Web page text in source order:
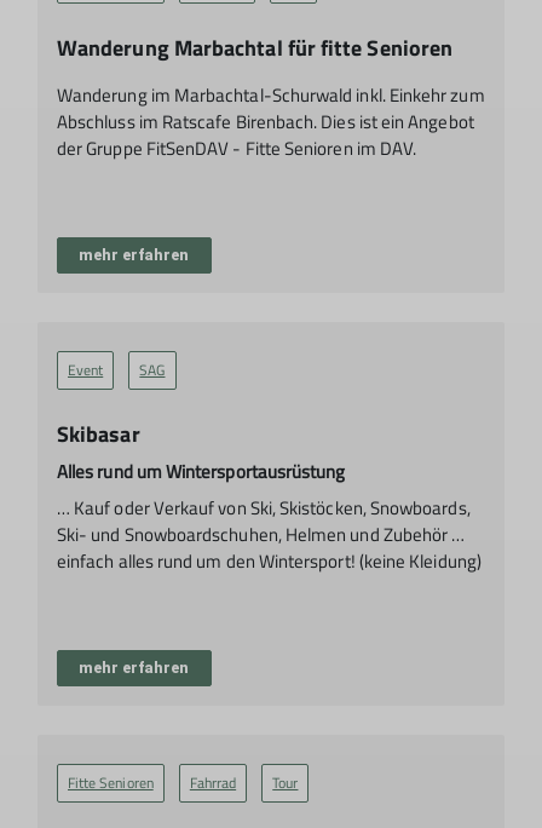
Wanderung Marbachtal für fitte Senioren
Wanderung im Marbachtal-Schurwald inkl. Einkehr zum
Abschluss im Ratscafe Birenbach. Dies ist ein Angebot
der Gruppe FitSenDAV - Fitte Senioren im DAV.
mehr erfahren
Event SAG
Skibasar
Alles rund um Wintersportausrüstung
… Kauf oder Verkauf von Ski, Skistöcken, Snowboards,
Ski- und Snowboardschuhen, Helmen und Zubehör …
einfach alles rund um den Wintersport! (keine Kleidung)
mehr erfahren
Fitte Senioren Fahrrad Tour